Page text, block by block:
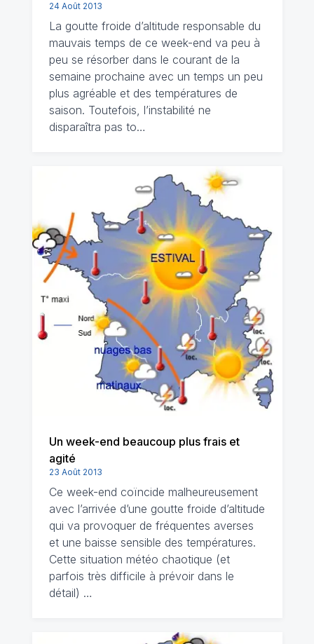
24 Août 2013
La goutte froide d’altitude responsable du
mauvais temps de ce week-end va peu à
peu se résorber dans le courant de la
semaine prochaine avec un temps un peu
plus agréable et des températures de
saison. Toutefois, l’instabilité ne
disparaîtra pas to…
Un week-end beaucoup plus frais et
agité
23 Août 2013
Ce week-end coïncide malheureusement
avec l’arrivée d’une goutte froide d’altitude
qui va provoquer de fréquentes averses
et une baisse sensible des températures.
Cette situation météo chaotique (et
parfois très difficile à prévoir dans le
détail) …